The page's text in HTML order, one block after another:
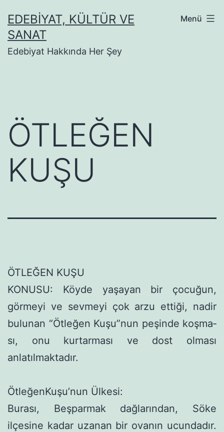
geçEDEBIYAT, KÜLTÜR VE
SANAT
Edebiyat Hakkında Her Şey
Menü
ÖTLEĞEN
KUŞU
ÖTLEĞEN KUŞU
KONUSU: Köyde yaşayan bir çocuğun,
görmeyi ve sevmeyi çok arzu ettiği, nadir
bulunan “Ötleğen Kuşu”nun peşinde koşma­
sı, onu kurtarması ve dost olması
anlatılmaktadır.
ÖtleğenKuşu’nun Ülkesi:
Burası, Beşparmak dağlarından, Söke
ilçesine kadar uzanan bir ovanın ucundadır.